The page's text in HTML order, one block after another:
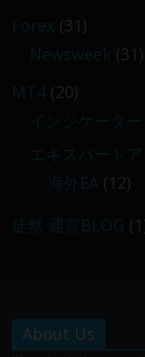
Forex (31)
Newsweek (31)
MT4(20)
インジケーター
エキスパート
海外EA (12)
徒然 運営BLOG
About Us